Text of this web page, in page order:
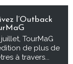
l’Outback
TourMaG
de plus de
à travers...